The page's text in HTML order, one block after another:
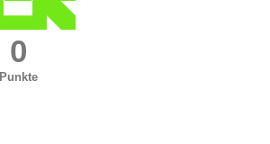
0
Punkte